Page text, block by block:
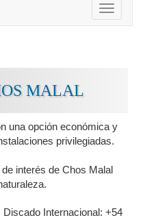
Toggle
MALAL
una opción económica y
privilegiadas.
interés de Chos Malal
Internacional: +54